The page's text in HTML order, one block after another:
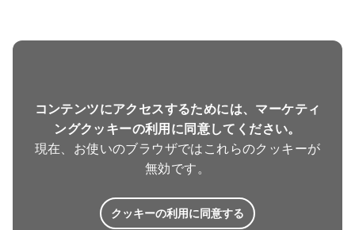
コンテンツにアクセスするためには、マーケティ
ングクッキーの利用に同意してください。
現在、お使いのブラウザではこれらのクッキーが
無効です。
クッキーの利用に同意する